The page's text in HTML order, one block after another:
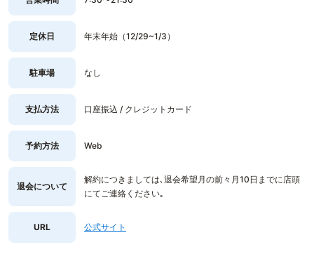
定休日 年末年始（12/29~1/3）
駐車場 なし
支払方法 口座振込 / クレジットカード
予約方法 Web
退会について
解約につきましては､退会希望月の前々月10日までに店頭
にてご連絡ください｡
URL 公式サイト